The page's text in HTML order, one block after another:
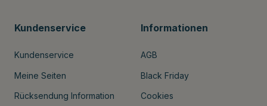
Kundenservice
Kundenservice
Meine Seiten
Rücksendung Information
Informationen
AGB
Black Friday
Cookies